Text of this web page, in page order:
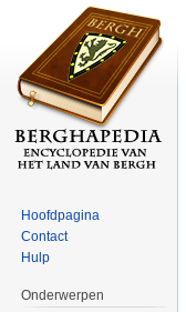
Hoofdpagina
Contact
Hulp
Onderwerpen